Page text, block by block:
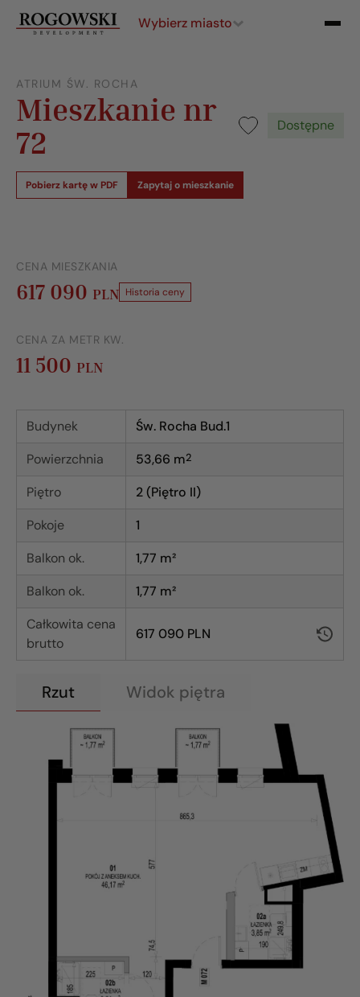
Wybierz miasto
ATRIUM ŚW. ROCHA
Mieszkanie nr
72
Dostępne
Pobierz kartę w PDF Zapytaj o mieszkanie
CENA MIESZKANIA
617 090 PLN Historia ceny
CENA ZA METR KW.
11 500 PLN
Budynek
Św. Rocha Bud.1
Powierzchnia
53,66 m2
Piętro
2 (Piętro II)
Pokoje
1
Balkon ok.
1,77 m²
Balkon ok.
1,77 m²
Całkowita cena
brutto
617 090 PLN
Rzut Widok piętra